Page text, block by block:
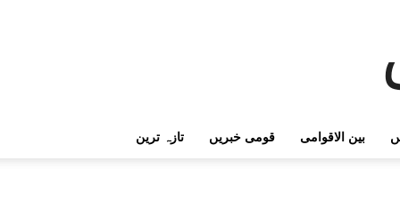
تازہ ترین قومی خبریں بین الاقوامی